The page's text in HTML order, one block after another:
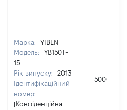
Марка:
YIBEN
Модель:
YB150T-
15
Рік випуску:
2013
Ідентифікаційний
номер:
[Конфіденційна
5000